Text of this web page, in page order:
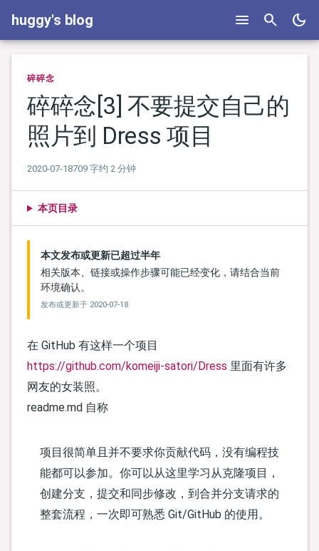
huggy's blog menu search dark_mode
碎碎念
碎碎念[3] 不要提交自己的
照片到 Dress 项目
2020-07-18709 字约 2 分钟
本页目录
本文发布或更新已超过半年
相关版本、链接或操作步骤可能已经变化，请结合当前
环境确认。
发布或更新于 2020-07-18
在 GitHub 有这样一个项目
https://github.com/komeiji-satori/Dress 里面有许多
网友的女装照。
readme.md 自称
项目很简单且并不要求你贡献代码，没有编程技
能都可以参加。你可以从这里学习从克隆项目，
创建分支，提交和同步修改，到合并分支请求的
整套流程，一次即可熟悉 Git/GitHub 的使用。